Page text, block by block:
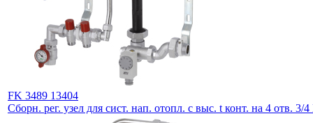
FK 3489 13404
Сборн. рег. узел для сист. нап. отопл. с выс. t конт. на 4 отв. 3/